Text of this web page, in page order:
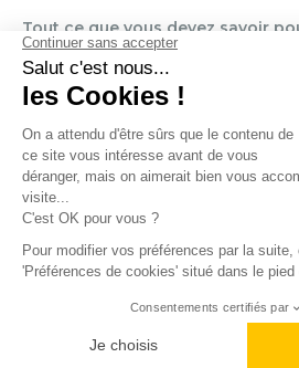
Obtenez votre
Je télécharge
Tout ce que vous devez savoir
en anglais !
NOS FORMATIONS
Formation Anglais Général
Formation Anglais Professionnel
Formation Allemand
Formation Espagnol
Formation Italien
Formation FLE